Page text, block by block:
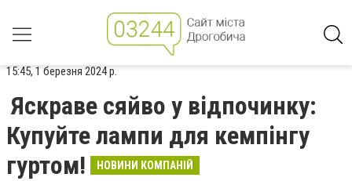
15:45, 1 березня 2024 р.
Яскраве сяйво у відпочинку:
Купуйте лампи для кемпінгу
гуртом!
НОВИНИ КОМПАНІЙ